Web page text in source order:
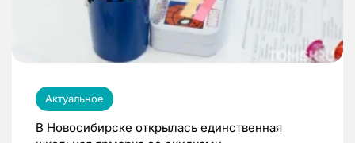
Актуальное
В Новосибирске открылась единственная